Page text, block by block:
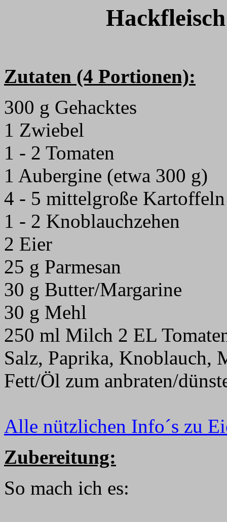
Zutaten (4 Portionen):
300 g Gehacktes
1 Zwiebel
1 - 2 Tomaten
1 Aubergine (etwa 300 g)
4 - 5 mittelgroße
1 - 2 Knoblauchzehen
2 Eier
25 g Parmesan
30 g Butter/Margarine
30 g Mehl
250 ml Milch 2 EL
Salz, Paprika, Knoblauch,
Fett/Öl zum anbraten/
Alle nützlichen Info´s zu
Zubereitung:
So mach ich es: